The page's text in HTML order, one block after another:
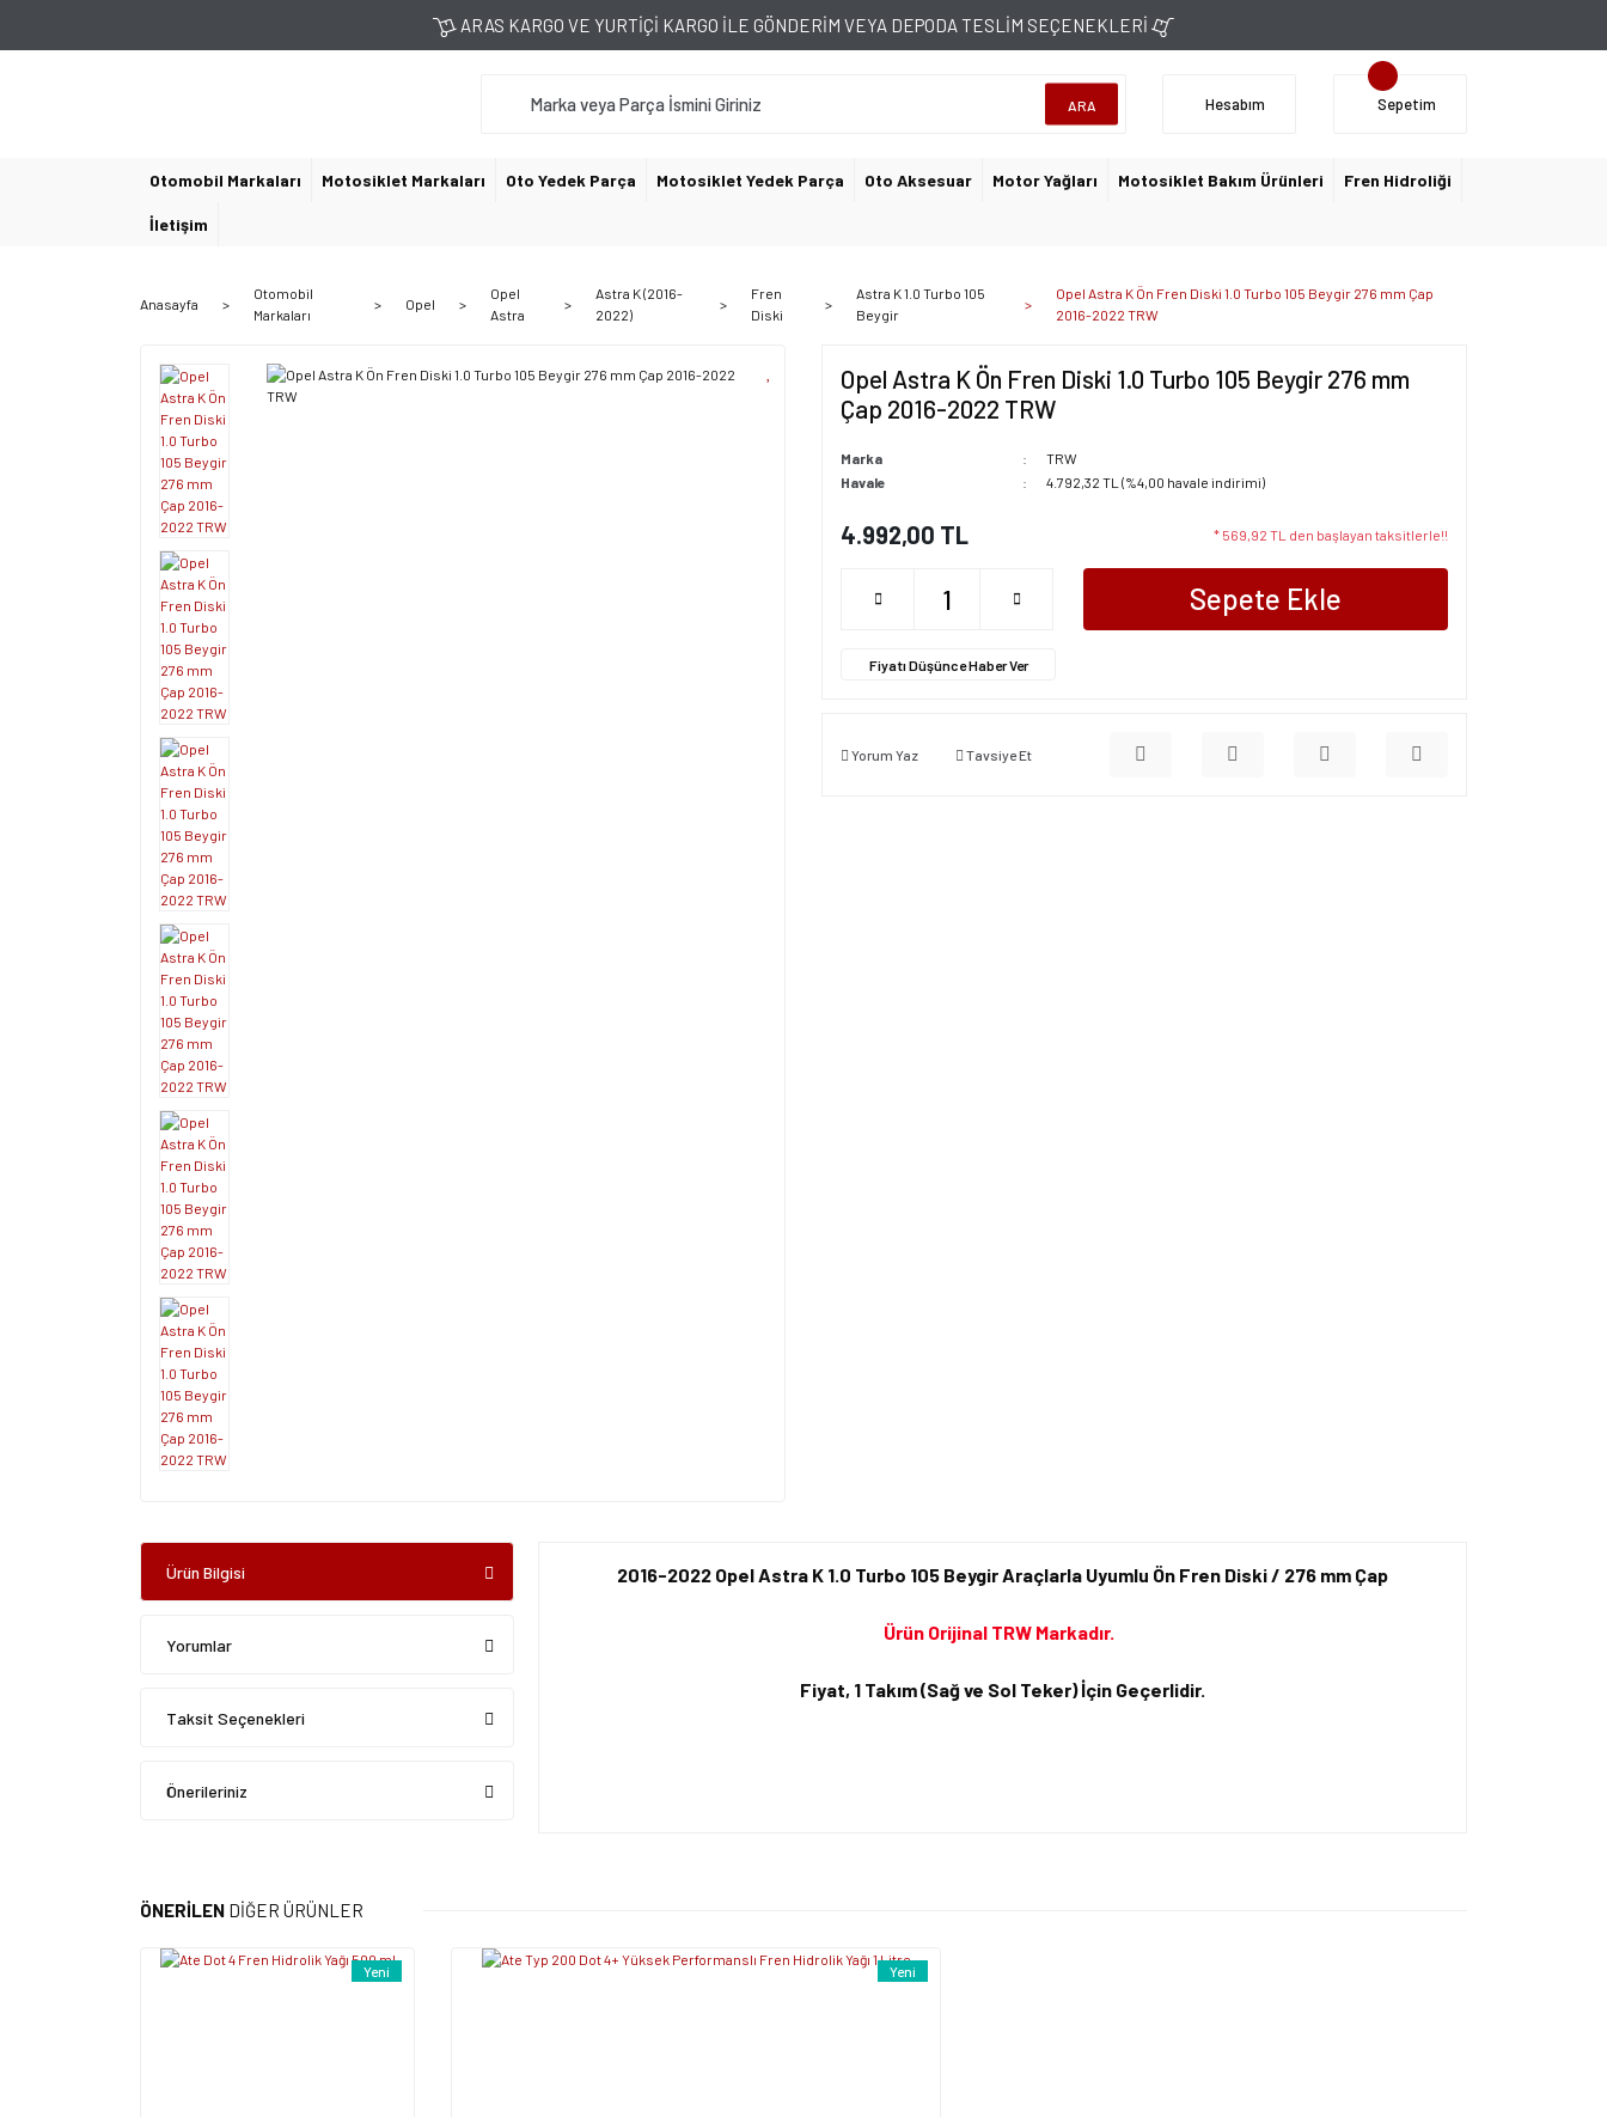
ARAS KARGO VE YURTİÇİ KARGO İLE GÖNDERİM VEYA DEPODA TESLİM SEÇENEKLERİ
ARA Hesabım Sepetim
Otomobil Markaları Motosiklet Markaları Oto Yedek Parça Motosiklet Yedek Parça Oto Aksesuar Motor Yağları Motosiklet Bakım Ürünleri Fren Hidroliği
İletişim
Anasayfa
Otomobil
Markaları
Opel
Opel
Astra
Astra K (2016-
2022)
Fren
Diski
Astra K 1.0 Turbo 105
Beygir
Opel Astra K Ön Fren Diski 1.0 Turbo 105 Beygir 276 mm Çap
2016-2022 TRW
Opel Astra K Ön Fren Diski 1.0 Turbo 105 Beygir 276 mm
Çap 2016-2022 TRW
Marka
TRW
Havale
4.792,32 TL (%4,00 havale indirimi)
4.992,00 TL * 569,92 TL den başlayan taksitlerle!!
Sepete Ekle
Fiyatı Düşünce Haber Ver
Yorum Yaz Tavsiye Et
Ürün Bilgisi
Yorumlar
Taksit Seçenekleri
Önerileriniz
2016-2022 Opel Astra K 1.0 Turbo 105 Beygir Araçlarla Uyumlu Ön Fren Diski / 276 mm Çap
Ürün Orijinal TRW Markadır.
Fiyat, 1 Takım (Sağ ve Sol Teker) İçin Geçerlidir.
ÖNERİLEN DİĞER ÜRÜNLER
Yeni Yeni